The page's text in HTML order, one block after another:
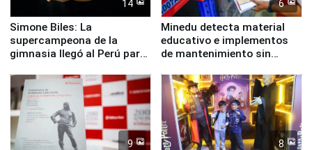
14
Simone Biles: La
supercampeona de la
gimnasia llegó al Perú para
Panamericanos Lima 2027
6
Minedu detecta material
educativo e implementos
de mantenimiento sin
la UGEL 2
9 8